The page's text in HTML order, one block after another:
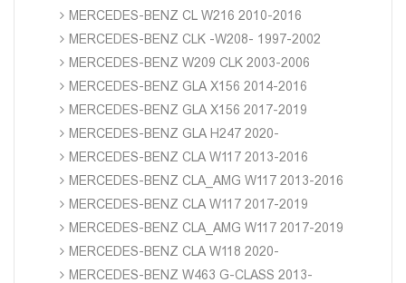
MERCEDES-BENZ CL W216 2010-2016
MERCEDES-BENZ CLK -W208- 1997-2002
MERCEDES-BENZ W209 CLK 2003-2006
MERCEDES-BENZ GLA X156 2014-2016
MERCEDES-BENZ GLA X156 2017-2019
MERCEDES-BENZ GLA H247 2020-
MERCEDES-BENZ CLA W117 2013-2016
MERCEDES-BENZ CLA_AMG W117 2013-2016
MERCEDES-BENZ CLA W117 2017-2019
MERCEDES-BENZ CLA_AMG W117 2017-2019
MERCEDES-BENZ CLA W118 2020-
MERCEDES-BENZ W463 G-CLASS 2013-